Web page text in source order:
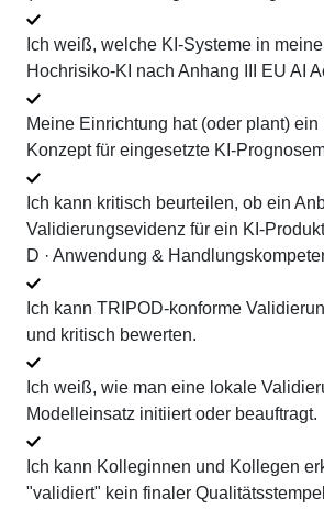
Ich weiß, welche KI-Systeme in
Hochrisiko-KI nach Anhang III EU AI
Meine Einrichtung hat (oder plant) ein
Konzept für eingesetzte KI-
Ich kann kritisch beurteilen, ob ein
Validierungsevidenz für ein KI-
D · Anwendung &
Ich kann TRIPOD-konforme
und kritisch bewerten.
Ich weiß, wie man eine lokale
Modelleinsatz initiiert oder beauftragt.
Ich kann Kolleginnen und Kollegen
"validiert" kein finaler